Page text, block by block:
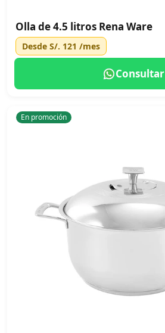
Olla de 4.5 litros Rena Ware
Desde S/. 121 /mes
Consultar
En promoción